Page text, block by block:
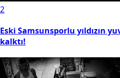
2
Eski Samsunsporlu yıldızın
kalktı!